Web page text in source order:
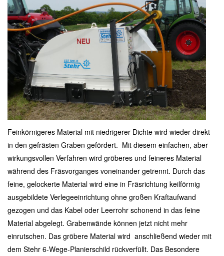
Feinkörnigeres Material mit niedrigerer Dichte wird wieder direkt
in den gefrästen Graben gefördert. Mit diesem einfachen, aber
wirkungsvollen Verfahren wird gröberes und feineres Material
während des Fräsvorganges voneinander getrennt. Durch das
feine, gelockerte Material wird eine in Fräsrichtung keilförmig
ausgebildete Verlegeeinrichtung ohne großen Kraftaufwand
gezogen und das Kabel oder Leerrohr schonend in das feine
Material abgelegt. Grabenwände können jetzt nicht mehr
einrutschen. Das gröbere Material wird anschließend wieder mit
dem Stehr 6-Wege-Planierschild rückverfüllt. Das Besondere